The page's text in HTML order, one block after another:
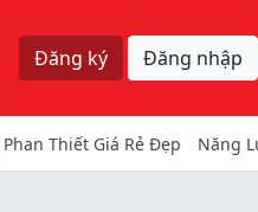
Đăng ký Đăng nhập
Thiết Giá Rẻ Đẹp Năng